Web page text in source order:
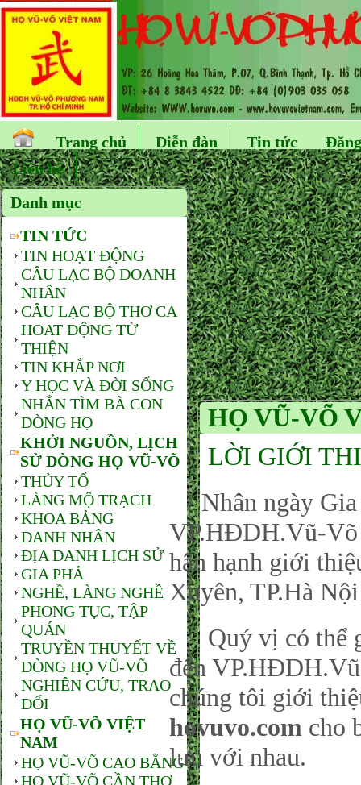
Trang chủ Diễn đàn Tin tức
Liên hệ
Danh mục
TIN TỨC
TIN HOẠT ĐỘNG
CÂU LẠC BỘ DOANH
NHÂN
CÂU LẠC BỘ THƠ CA
HOAT ĐỘNG TỪ
THIỆN
TIN KHẮP NƠI
Y HỌC VÀ ĐỜI SỐNG
NHẮN TÌM BÀ CON
DÒNG HỌ
KHỞI NGUỒN, LỊCH
SỬ DÒNG HỌ VŨ-VÕ
THỦY TỔ
LÀNG MỘ TRẠCH
KHOA BẢNG
DANH NHÂN
ĐỊA DANH LỊCH SỬ
GIA PHẢ
NGHỀ, LÀNG NGHỀ
PHONG TỤC, TẬP
QUÁN
TRUYỀN THUYẾT VỀ
DÒNG HỌ VŨ-VÕ
NGHIÊN CỨU, TRAO
ĐỔI
HỌ VŨ-VÕ VIỆT
NAM
HỌ VŨ-VÕ CAO BẰNG
HỌ VŨ-VÕ CẦN THƠ
HỌ VŨ-VÕ
LỜI GIỚI
Nhân ngày Gia
VP.HĐDH.Vũ-Võ
hân hạnh giới
Xuyên, TP.Hà
Quý vị có thể
đến
chúng tôi giới
hovuvo.com cho
lưu với nhau.